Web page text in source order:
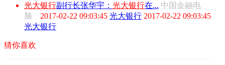
光大银行副行长张华宇： 光大银行在... 中国金融电
脑 2017-02-22 09:03:45 光大银行 2017-02-22 09:03:45
光大银行
猜你喜欢